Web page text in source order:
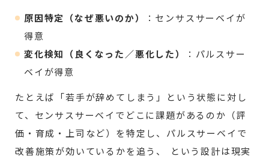
原因特定（なぜ悪いのか）
：センサスサーベイが
得意
変化検知（良くなった／悪化した）
：パルスサー
ベイが得意
たとえば「若手が辞めてしまう」という状態に対し
て、センサスサーベイでどこに課題があるのか（評
価・育成・上司など）を特定し、パルスサーベイで
改善施策が効いているかを追う、 という設計は現実